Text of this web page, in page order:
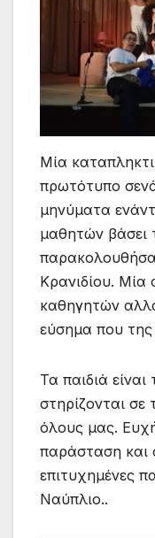
Μία
πρωτότυπο
μηνύματα
μαθητών βάσει
Κρανιδίου. Μία
καθηγητών
εύσημα που της
Τα παιδιά
στηρίζονται σε
όλους μας.
παράσταση και
επιτυχημένες
Ναύπλιο..